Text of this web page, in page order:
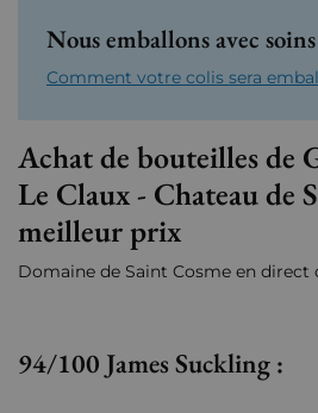
Nous emballons avec soins
Comment votre colis sera
Achat de bouteilles de
Le Claux - Chateau de
meilleur prix
Domaine de Saint Cosme en direct
94/100 James Suckling :